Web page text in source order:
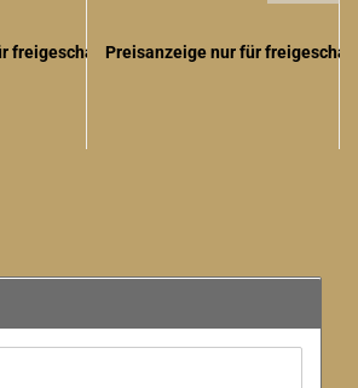
freigeschaltete Kunden
Preisanzeige nur für